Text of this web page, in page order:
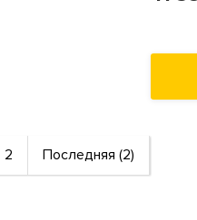
2 Последняя (2)